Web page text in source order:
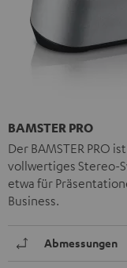
BAMSTER PRO
Der BAMSTER PRO
vollwertiges Stereo-
etwa für
Business.
Abmessungen